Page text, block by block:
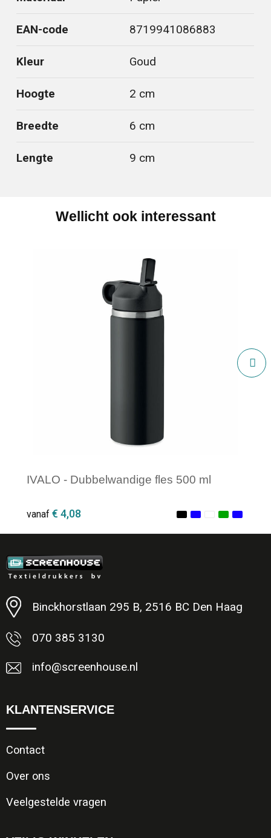
EAN-code 8719941086883
Kleur Goud
Hoogte 2 cm
Breedte 6 cm
Lengte 9 cm
Wellicht ook interessant
IVALO - Dubbelwandige fles 500 ml
vanaf € 4,08
Minimale afname: 1
Binckhorstlaan 295 B, 2516 BC Den Haag
070 385 3130
info@screenhouse.nl
KLANTENSERVICE
Contact
Over ons
Veelgestelde vragen